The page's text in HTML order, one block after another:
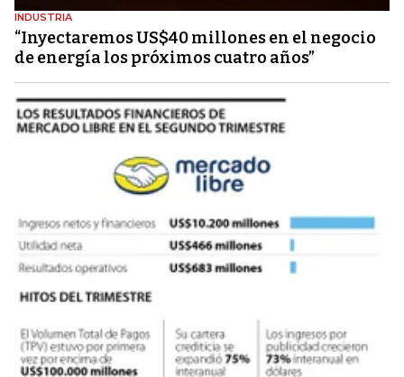
INDUSTRIA
“Inyectaremos US$40 millones en el negocio
de energía los próximos cuatro años”